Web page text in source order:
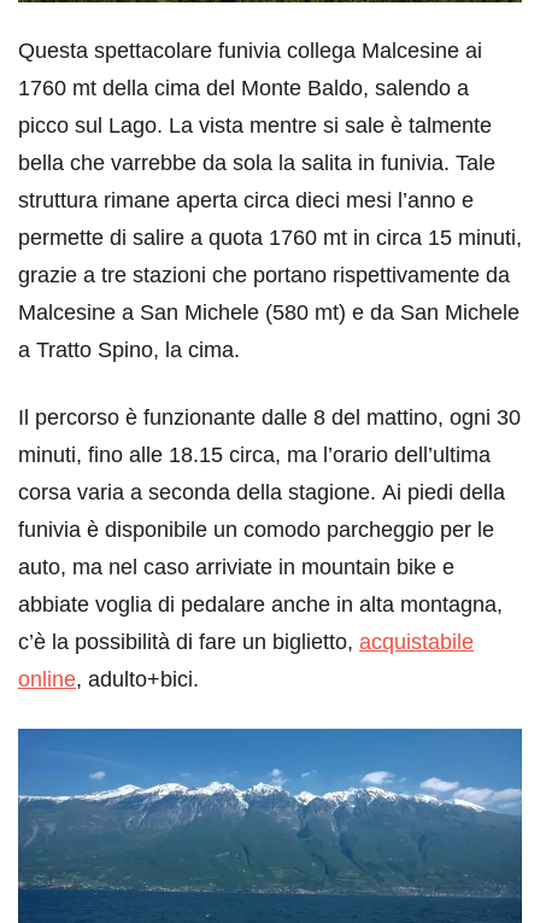
Questa spettacolare funivia collega Malcesine ai
1760 mt della cima del Monte Baldo, salendo a
picco sul Lago. La vista mentre si sale è talmente
bella che varrebbe da sola la salita in funivia. Tale
struttura rimane aperta circa dieci mesi l’anno e
permette di salire a quota 1760 mt in circa 15 minuti,
grazie a tre stazioni che portano rispettivamente da
Malcesine a San Michele (580 mt) e da San Michele
a Tratto Spino, la cima.
Il percorso è funzionante dalle 8 del mattino, ogni 30
minuti, fino alle 18.15 circa, ma l’orario dell’ultima
corsa varia a seconda della stagione. Ai piedi della
funivia è disponibile un comodo parcheggio per le
auto, ma nel caso arriviate in mountain bike e
abbiate voglia di pedalare anche in alta montagna,
c’è la possibilità di fare un biglietto, acquistabile
online, adulto+bici.